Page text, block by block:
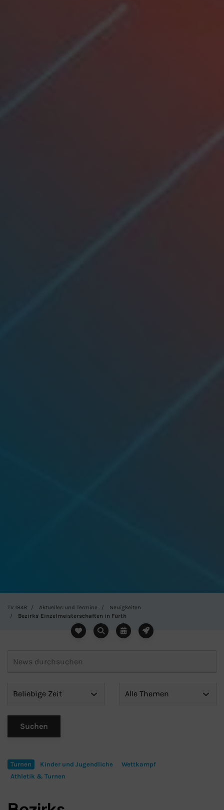
TV 1848 Aktuelles und Termine
Neuigkeiten
Bezirks-Einzelmeisterschaften in Fürth
Turnen Kinder und Jugendliche
Wettkampf
Athletik & Turnen